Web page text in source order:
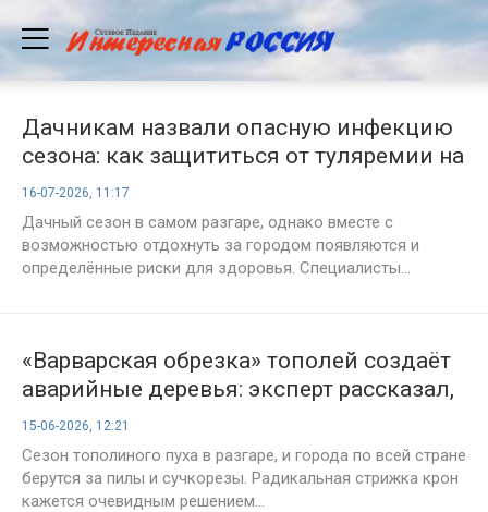
Дачникам назвали опасную инфекцию
сезона: как защититься от туляремии на
природе
16-07-2026, 11:17
Дачный сезон в самом разгаре, однако вместе с
возможностью отдохнуть за городом появляются и
определённые риски для здоровья. Специалисты...
«Варварская обрезка» тополей создаёт
аварийные деревья: эксперт рассказал,
как решить проблему правильно
15-06-2026, 12:21
Сезон тополиного пуха в разгаре, и города по всей стране
берутся за пилы и сучкорезы. Радикальная стрижка крон
кажется очевидным решением...